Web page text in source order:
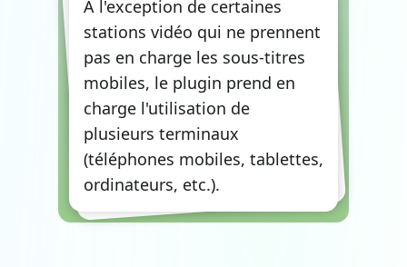
À l'exception de certaines
stations vidéo qui ne prennent
pas en charge les sous-titres
mobiles, le plugin prend en
charge l'utilisation de
plusieurs terminaux
(téléphones mobiles, tablettes,
ordinateurs, etc.).